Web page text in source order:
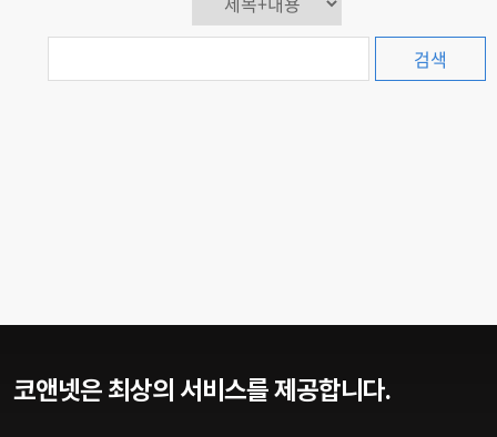
검색
코앤넷은 최상의 서비스를 제공합니다.